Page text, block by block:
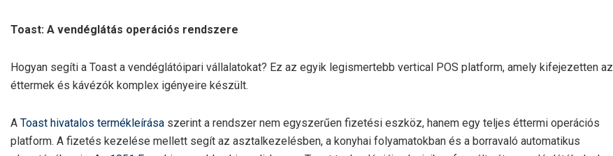
Toast: A vendéglátás operációs rendszere
Hogyan segíti a Toast a vendéglátóipari vállalatokat? Ez az egyik legismertebb vertical POS platform, amely kifejezetten az
éttermek és kávézók komplex igényeire készült.
A Toast hivatalos termékleírása szerint a rendszer nem egyszerűen fizetési eszköz, hanem egy teljes éttermi operációs
platform. A fizetés kezelése mellett segít az asztalkezelésben, a konyhai folyamatokban és a borravaló automatikus